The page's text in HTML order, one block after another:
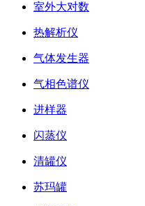
室外大对数
热解析仪
气体发生器
气相色谱仪
进样器
闪蒸仪
清罐仪
苏玛罐